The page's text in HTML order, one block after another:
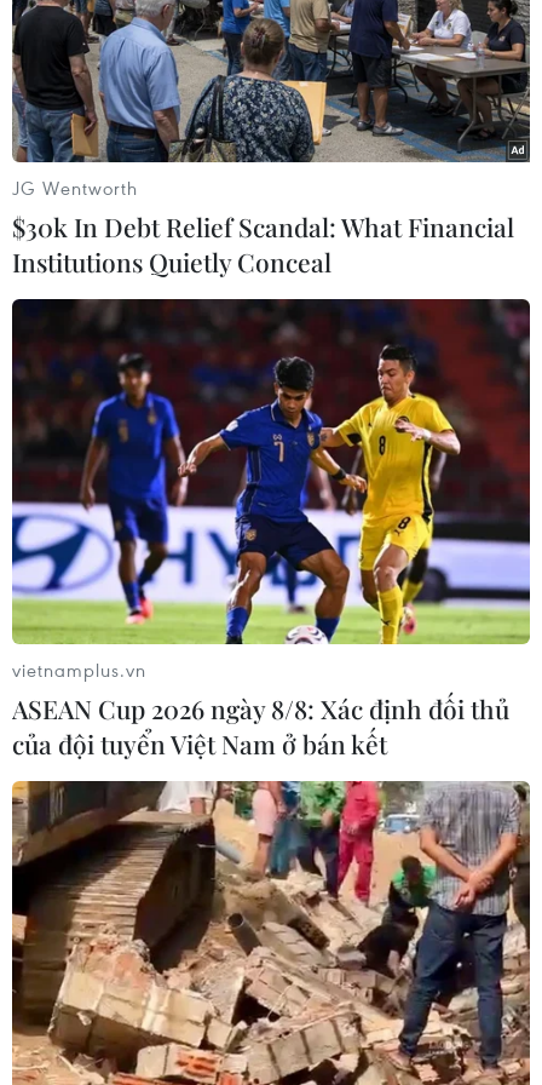
Phương án tuyển sinh vào lớp 10 của 63
tỉnh thành trên cả nước
03/03/2025 04:26
Năm học 2025-2026 là năm đầu tiên các địa phương
tuyển sinh lớp 10 theo chương trình giáo dục phổ thông
mới và quy chế mới.
Hà Nội: Môn thi thứ ba vào
lớp 10 THPT công lập là ngoại ngữ
26/02/2025 22:21
JG Wentworth
$30k In Debt Relief Scandal: What Financial
Institutions Quietly Conceal
vietnamplus.vn
ASEAN Cup 2026 ngày 8/8: Xác định đối thủ
của đội tuyển Việt Nam ở bán kết